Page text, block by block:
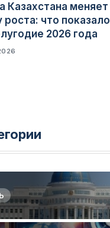
Казахстана меняет
роста: что показало
2026 года